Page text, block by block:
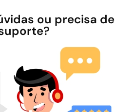
ou precisa de